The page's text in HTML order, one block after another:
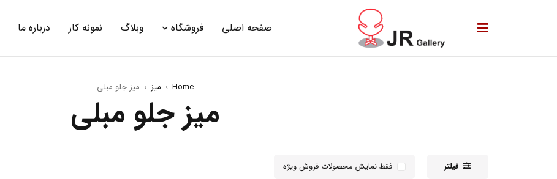
صفحه اصلی فروشگاه وبلاگ نمونه کار درباره ما
Home
› میز › میز جلو مبلی
میز جلو مبلی
فیلتر فقط نمایش محصولات فروش ویژه